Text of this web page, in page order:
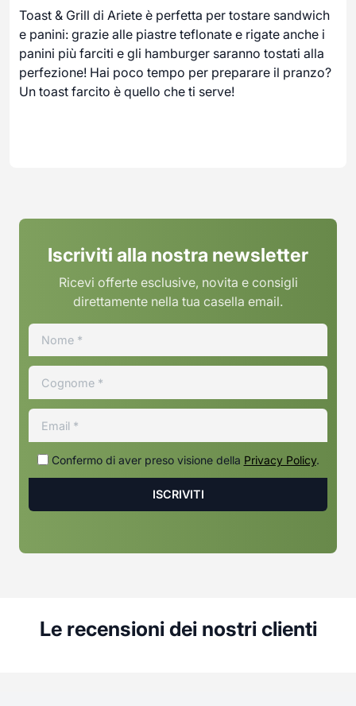
Toast & Grill di Ariete è perfetta per tostare sandwich
e panini: grazie alle piastre teflonate e rigate anche i
panini più farciti e gli hamburger saranno tostati alla
perfezione! Hai poco tempo per preparare il pranzo?
Un toast farcito è quello che ti serve!
Iscriviti alla nostra newsletter
Ricevi offerte esclusive, novita e consigli
direttamente nella tua casella email.
Confermo di aver preso visione della Privacy Policy.
Le recensioni dei nostri clienti